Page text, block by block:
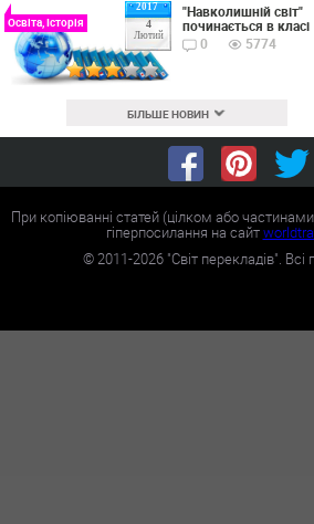
2017
4
Лютий
Освіта, Історія
"Навколишній світ"
починається в класі
0
5774
БІЛЬШЕ НОВИН
При копіюванні статей (цілком або
гіперпосилання на сайт
©2011-2026"Світ перекладів". Всі